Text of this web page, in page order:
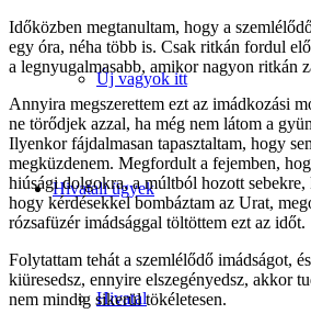
Új vagyok itt
Hivatali ügyek
Hivatal
Időközben megtanultam, hogy a
egy óra, néha több is. Csak ritkán fordul
a legnyugalmasabb, amikor nagyon ritkán
Annyira megszerettem ezt az imádkozási
ne törődjek azzal, ha még nem látom a
Ilyenkor fájdalmasan tapasztaltam, hogy
megküzdenem. Megfordult a fejemben,
hiúsági dolgokra, a múltból hozott
hogy kérdésekkel bombáztam az Urat,
rózsafüzér imádsággal töltöttem ezt az időt.
Folytattam tehát a szemlélődő imádságot,
kiüresedsz, ennyire elszegényedsz, akkor
nem mindig sikerül tökéletesen.